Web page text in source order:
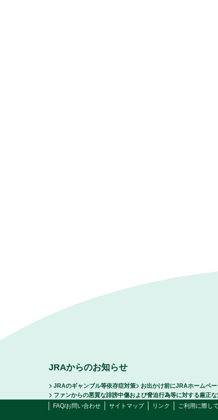
JRAからのお知らせ
JRAのギャンブル等依存症対策
お出かけ前にJRAホームペ
ファンからの悪質な誹謗中傷および脅迫行為等に対する厳正
FAQ/お問い合わせ
サイトマップ リンク ご利用に際し